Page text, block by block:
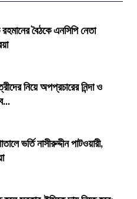
বৈঠকে এনসিপি নেতা
নিয়ে অপপ্রচারের নিন্দা ও
ভর্তি নাসীরুদ্দীন পাটওয়ারী,